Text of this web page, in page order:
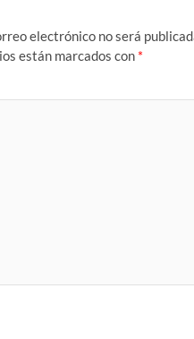
electrónico no será
están marcados con *